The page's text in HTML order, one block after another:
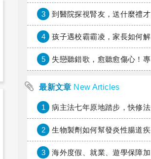
3 到醫院探視腎友，送什麼禮才好？
4 孩子遇校霸霸凌，家長如何解圍？
5 失戀聽錯歌，愈聽愈傷心！專家教你挑對療傷情歌
最新文章 New Articles
1 病主法七年原地踏步，快修法讓病人自主決定善終
2 生物製劑如何幫發炎性腸道疾病患者抗潰瘍？治療進展與健保給付困境一次看
3 海外度假、就業、遊學保障加倍，富邦產險「一期逐夢」專案加碼遠距醫療與緊急救援